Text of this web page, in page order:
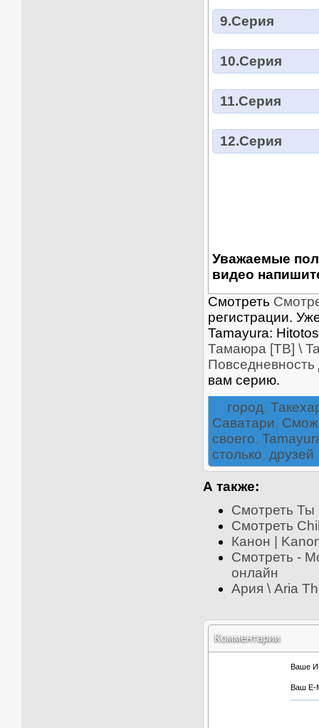
9.Серия
10.Серия
11.Серия
12.Серия
Уважаемые
видео
Смотреть
регистрации.
Tamayura:
Тамаюра [ТВ] \
Повседневность
вам серию.
город,
Саватари,
своего,
столько, друзей
А также:
Смотреть Ты
Смотреть
Канон |
Смотреть -
онлайн
Ария \ Aria
Комментарии
Ваше
Ваш E-